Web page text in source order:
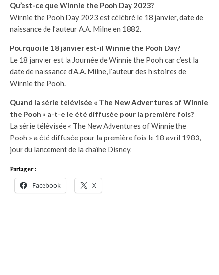
Qu’est-ce que Winnie the Pooh Day 2023?
Winnie the Pooh Day 2023 est célébré le 18 janvier, date de
naissance de l’auteur A.A. Milne en 1882.
Pourquoi le 18 janvier est-il Winnie the Pooh Day?
Le 18 janvier est la Journée de Winnie the Pooh car c’est la
date de naissance d’A.A. Milne, l’auteur des histoires de
Winnie the Pooh.
Quand la série télévisée « The New Adventures of Winnie
the Pooh » a-t-elle été diffusée pour la première fois?
La série télévisée « The New Adventures of Winnie the
Pooh » a été diffusée pour la première fois le 18 avril 1983,
jour du lancement de la chaîne Disney.
Partager :
Facebook X